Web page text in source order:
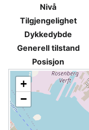
Nivå
Tilgjengelighet
Dykkedybde
Generell tilstand
Posisjon
+
−